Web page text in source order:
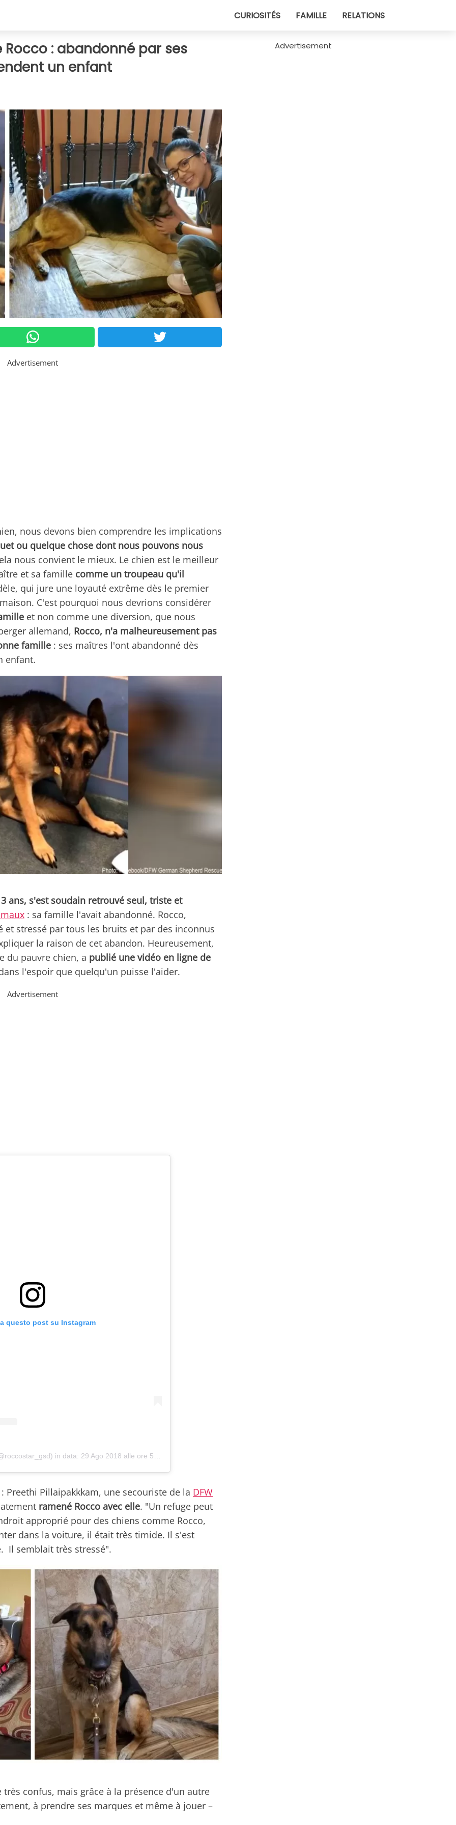
CURIOSITÉS FAMILLE RELATIONS
: abandonné par ses
un enfant
Advertisement
nous devons bien comprendre les implications
ou quelque chose dont nous pouvons nous
nous convient le mieux. Le chien est le meilleur
et sa famille comme un troupeau qu'il
qui jure une loyauté extrême dès le premier
C'est pourquoi nous devrions considérer
et non comme une diversion, que nous
allemand, Rocco, n'a malheureusement pas
famille : ses maîtres l'ont abandonné dès
enfant.
ans, s'est soudain retrouvé seul, triste et
: sa famille l'avait abandonné. Rocco,
stressé par tous les bruits et par des inconnus
la raison de cet abandon. Heureusement,
du pauvre chien, a publié une vidéo en ligne de
l'espoir que quelqu'un puisse l'aider.
Advertisement
questo post su Instagram
in data: 29 Ago 2018 alle ore 5:58 PDT
Preethi Pillaipakkkam, une secouriste de la DFW
ramené Rocco avec elle. "Un refuge peut
approprié pour des chiens comme Rocco,
dans la voiture, il était très timide. Il s'est
Il semblait très stressé".
confus, mais grâce à la présence d'un autre
à prendre ses marques et même à jouer –
Advertisement